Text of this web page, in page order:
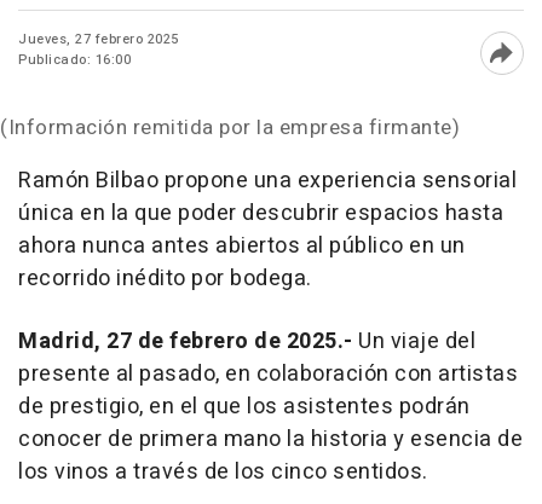
Jueves, 27 febrero 2025
Publicado: 16:00
(Información remitida por la empresa firmante)
Ramón Bilbao propone una experiencia sensorial
única en la que poder descubrir espacios hasta
ahora nunca antes abiertos al público en un
recorrido inédito por bodega.
Madrid, 27 de febrero de 2025.- Un viaje del
presente al pasado, en colaboración con artistas
de prestigio, en el que los asistentes podrán
conocer de primera mano la historia y esencia de
los vinos a través de los cinco sentidos.